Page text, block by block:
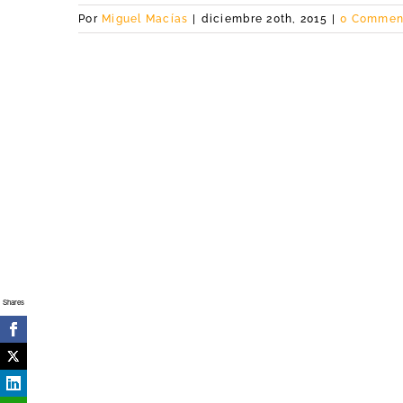
Por Miguel Macías diciembre 20th, 2015 0
Shares